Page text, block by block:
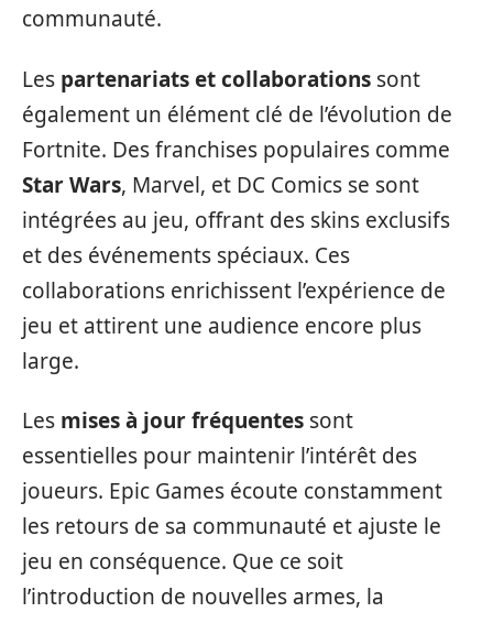
communauté.
Les partenariats et collaborations sont
également un élément clé de l’évolution de
Fortnite. Des franchises populaires comme
Star Wars, Marvel, et DC Comics se sont
intégrées au jeu, offrant des skins exclusifs
et des événements spéciaux. Ces
collaborations enrichissent l’expérience de
jeu et attirent une audience encore plus
large.
Les mises à jour fréquentes sont
essentielles pour maintenir l’intérêt des
joueurs. Epic Games écoute constamment
les retours de sa communauté et ajuste le
jeu en conséquence. Que ce soit
l’introduction de nouvelles armes, la